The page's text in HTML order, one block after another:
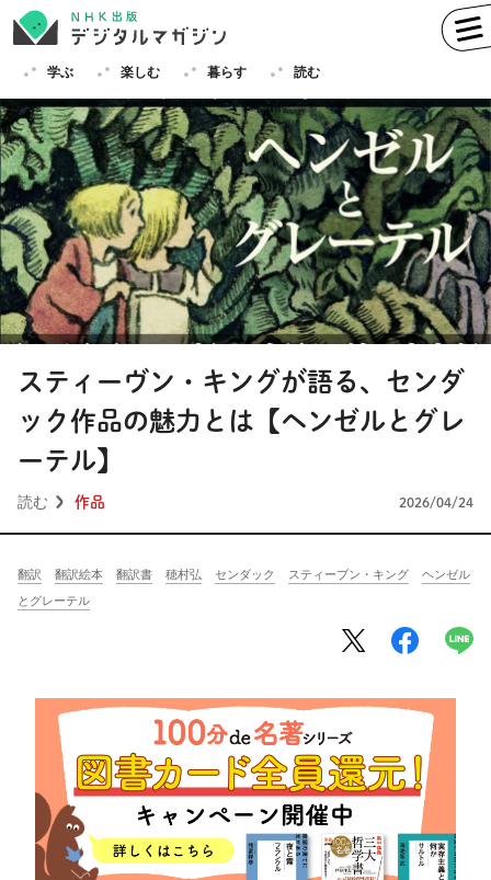
学ぶ 楽しむ 暮らす 読む
学ぶ 英語 フランス語
ドイツ語 イタリア語
スペイン語 ロシア語
その他
楽しむ
NHK出版新書
作品 その他
きょうのレシピ
レシピ その他
スティーヴン・キングが語る、センダ
ック作品の魅力とは【ヘンゼルとグレ
ーテル】
読む 作品 2026/04/24
翻訳 翻訳絵本 翻訳書 穂村弘 センダック スティーブン・キング
ヘンゼル
とグレーテル